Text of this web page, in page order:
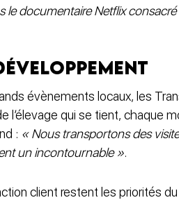
le documentaire Netflix
évènements locaux, les
l’élevage qui se tient, chaque
: « Nous transportons des
un incontournable ».
client restent les priorités